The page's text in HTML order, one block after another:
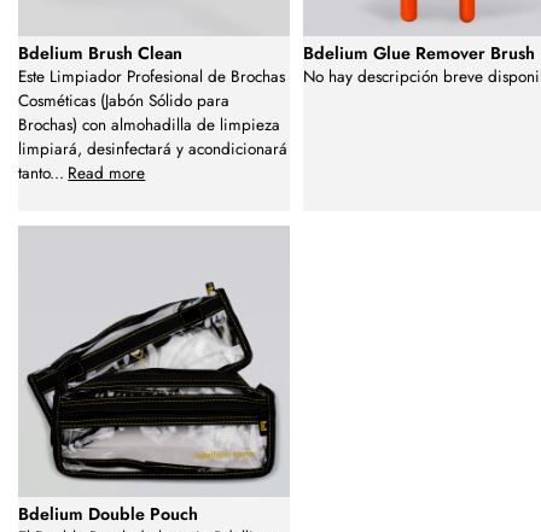
Bdelium Brush Clean
Este Limpiador Profesional de Brochas
Cosméticas (Jabón Sólido para
Brochas) con almohadilla de limpieza
limpiará, desinfectará y acondicionará
tanto... Read more
Bdelium Glue Remover Brush
No hay descripción breve
Bdelium Double Pouch